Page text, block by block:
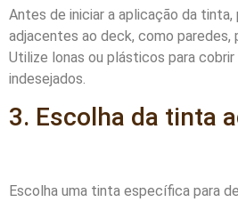
Antes de iniciar a aplicação da tinta,
adjacentes ao deck, como paredes,
Utilize lonas ou plásticos para
indesejados.
3. Escolha da tinta
Escolha uma tinta específica para